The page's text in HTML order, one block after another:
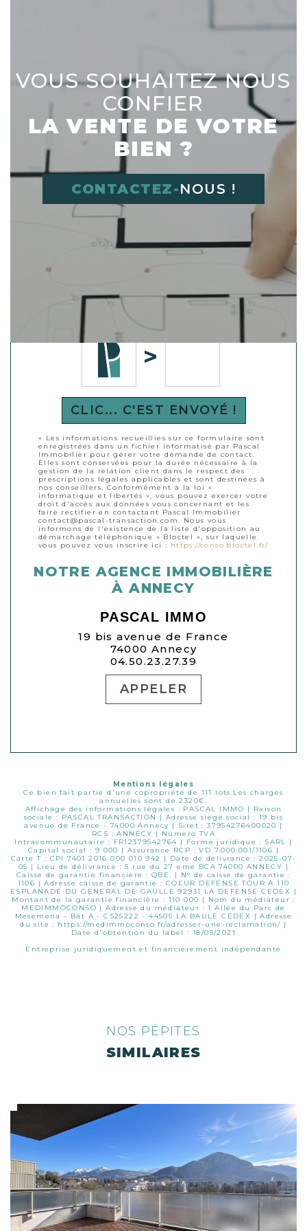
Déplacer l'image dans le cadre vide à
CLIC... C'EST ENVOYÉ !
« Les informations recueillies sur ce formulaire sont
enregistrées dans un fichier informatisé par Pascal
Immobilier pour gérer votre demande de contact.
Elles sont conservées pour la durée nécessaire à la
gestion de la relation client dans le respect des
prescriptions légales applicables et sont destinées à
nos conseillers. Conformément à la loi «
informatique et libertés », vous pouvez exercer votre
droit d'accès aux données vous concernant et les
faire rectifier en contactant Pascal Immobilier
contact@pascal-transaction.com. Nous vous
informons de l'existence de la liste d'opposition au
démarchage téléphonique « Bloctel », sur laquelle
vous pouvez vous inscrire ici : https://conso.bloctel.fr/
NOTRE AGENCE IMMOBILIÈRE
À ANNECY
PASCAL IMMO
19 bis avenue de France
74000 Annecy
04.50.23.27.39
APPELER
Mentions légales
Ce bien fait partie d'une copropriété de 111 lots.Les charges
annuelles sont de 2320€.
Affichage des informations légales : PASCAL IMMO | Raison
sociale : PASCAL TRANSACTION | Adresse siège social : 19 bis
avenue de France - 74000 Annecy | Siret : 37954276400020 |
RCS : ANNECY | Numero TVA
Intracommunautaire : FR12379542764 | Forme juridique : SARL |
Capital social : 9 000 | Assurance RCP : VD 7.000.001/1106 |
Carte T : CPI 7401 2016 000 010 942 | Date de délivrance : 2025-07-
05 | Lieu de délivrance : 5 rue du 27 eme BCA 74000 ANNECY |
Caisse de garantie financière : QBE. | N° de caisse de garantie :
1106 | Adresse caisse de garantie : COEUR DEFENSE TOUR A 110
ESPLANADE DU GENERAL DE GAULLE 92931 LA DEFENSE CEDEX |
Montant de la garantie financière : 110 000 | Nom du médiateur :
MEDIMMOCONSO | Adresse du médiateur : 1 Allée du Parc de
Mesemena - Bât A - CS25222 - 44505 LA BAULE CEDEX | Adresse
du site : https://medimmoconso.fr/adresser-une-reclamation/ |
Date d'obtention du label : 18/05/2021
Entreprise juridiquement et financièrement indépendante
VOUS SOUHAITEZ NOUS
CONFIER
LA VENTE DE VOTRE
BIEN ?
CONTACTEZ-NOUS !
NOS PÉPITES
SIMILAIRES